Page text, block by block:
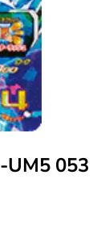
UM5 053